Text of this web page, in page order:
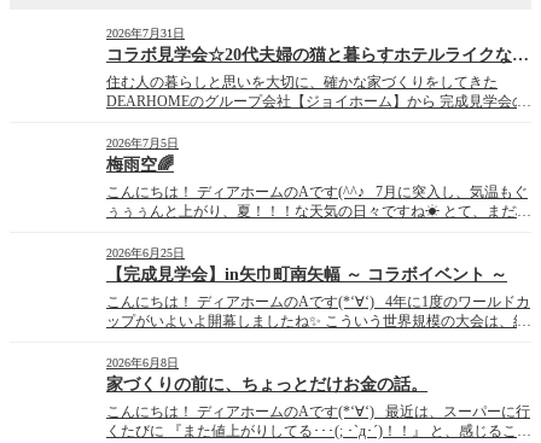
2026年7月31日
コラボ見学会☆20代夫婦の猫と暮らすホテルライクな家☆
住む人の暮らしと思いを大切に、確かな家づくりをしてきた
DEARHOMEのグループ会社【ジョイホーム】から 完成見学会の
～* ～*～*～*～*～*～*～*～*～*～*～*～*～*～*～* 20 […]
2026年7月5日
梅雨空🌈
こんにちは！ ディアホームのAです(^^♪ 7月に突入し、気温もぐ
ぅぅぅんと上がり、夏！！！な天気の日々ですね☀ とて、まだ梅
て天気が･･･( ﾟДﾟ)！！ みたいな日もありますよね･･･。 ただ、
梅雨時期の晴れ間の […]
2026年6月25日
【完成見学会】in矢巾町南矢幅 ～ コラボイベント ～
こんにちは！ ディアホームのAです(*‘∀‘) 4年に1度のワールドカ
ップがいよいよ開幕しましたね✨ こういう世界規模の大会は、結
のスウェーデン戦！！！ チュニジア戦の勢いのまま、決勝トーナ
メントまで進んで欲しい所です！！！ &nb […]
2026年6月8日
家づくりの前に、ちょっとだけお金の話。
こんにちは！ ディアホームのAです(*‘∀‘) 最近は、スーパーに行
くたびに 『また値上がりしてる･･･(; ･`д･´)！！』 と、感じること